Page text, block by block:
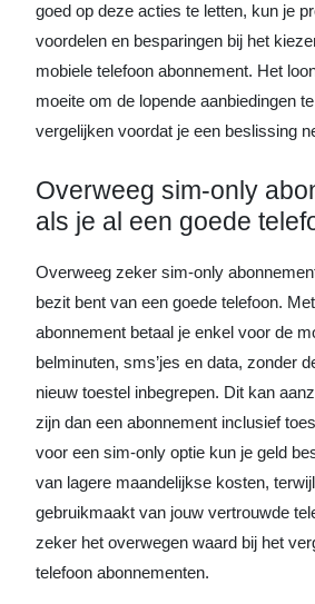
goed op deze acties te letten, kun je
voordelen en besparingen bij het
mobiele telefoon abonnement. Het
moeite om de lopende aanbiedingen
vergelijken voordat je een beslissing
Overweeg sim-only
als je al een goede
Overweeg zeker sim-only
bezit bent van een goede telefoon.
abonnement betaal je enkel voor de
belminuten, sms’jes en data, zonder
nieuw toestel inbegrepen. Dit kan
zijn dan een abonnement inclusief
voor een sim-only optie kun je geld
van lagere maandelijkse kosten,
gebruikmaakt van jouw vertrouwde
zeker het overwegen waard bij het
telefoon abonnementen.